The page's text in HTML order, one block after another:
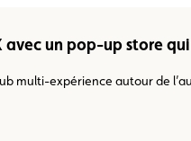
avec un pop-up store
multi-expérience autour de